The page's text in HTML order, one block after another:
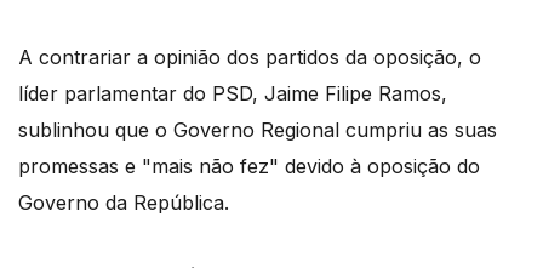
A contrariar a opinião dos partidos da oposição, o
líder parlamentar do PSD, Jaime Filipe Ramos,
sublinhou que o Governo Regional cumpriu as suas
promessas e "mais não fez" devido à oposição do
Governo da República.